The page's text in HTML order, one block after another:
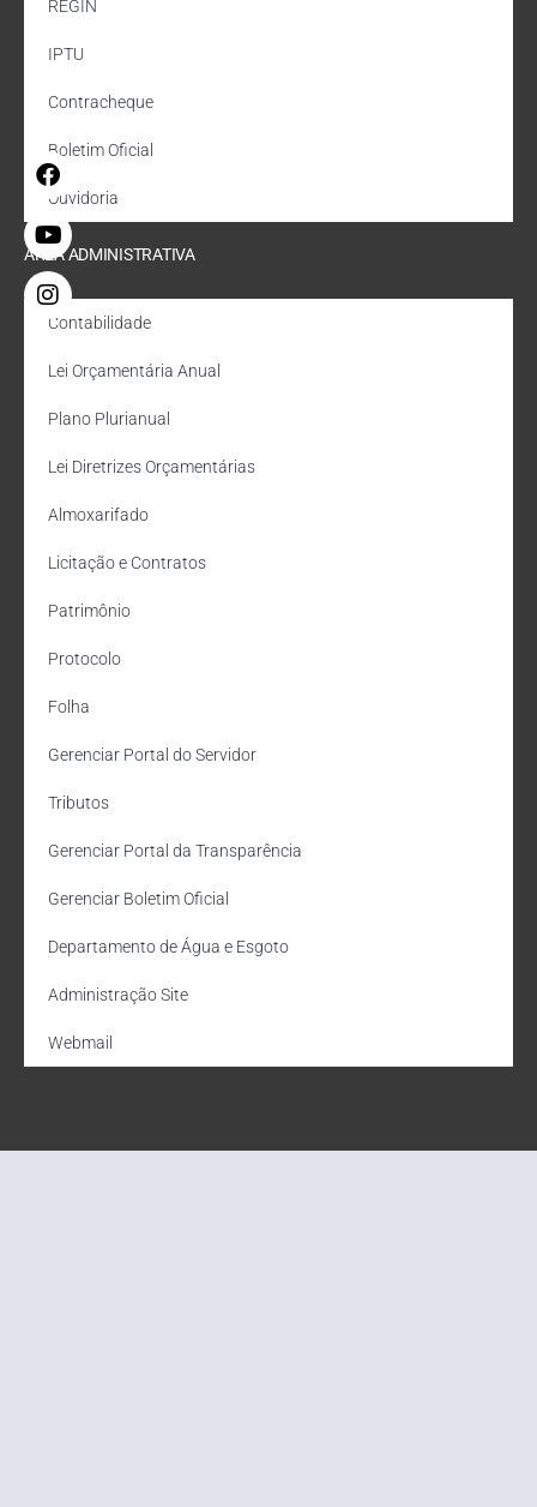
REGIN
IPTU
Contracheque
Boletim Oficial
Ouvidoria
ÁREA ADMINISTRATIVA
Contabilidade
Lei Orçamentária Anual
Plano Plurianual
Lei Diretrizes Orçamentárias
Almoxarifado
Licitação e Contratos
Patrimônio
Protocolo
Folha
Gerenciar Portal do Servidor
Tributos
Gerenciar Portal da Transparência
Gerenciar Boletim Oficial
Departamento de Água e Esgoto
Administração Site
Webmail